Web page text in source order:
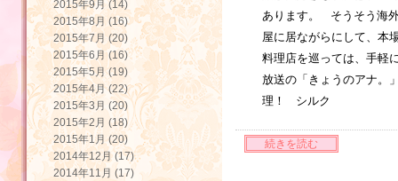
あります。 そうそう海
屋に居ながらにして、本
料理店を巡っては、手軽
放送の「きょうのアナ。
理！ シルク
続きを読む
2015年9月 (14)
2015年8月 (16)
2015年7月 (20)
2015年6月 (16)
2015年5月 (19)
2015年4月 (22)
2015年3月 (20)
2015年2月 (18)
2015年1月 (20)
2014年12月 (17)
2014年11月 (17)